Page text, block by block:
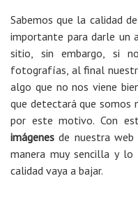
Sabemos que la calidad
importante para darle un
sitio, sin embargo, si
fotografías, al final
algo que no nos viene
que detectará que somos
por este motivo. Con
imágenes de nuestra web
manera muy sencilla y
calidad vaya a bajar.